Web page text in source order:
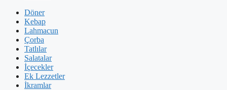
Döner
Kebap
Lahmacun
Çorba
Tatlılar
Salatalar
İçecekler
Ek Lezzetler
İkramlar